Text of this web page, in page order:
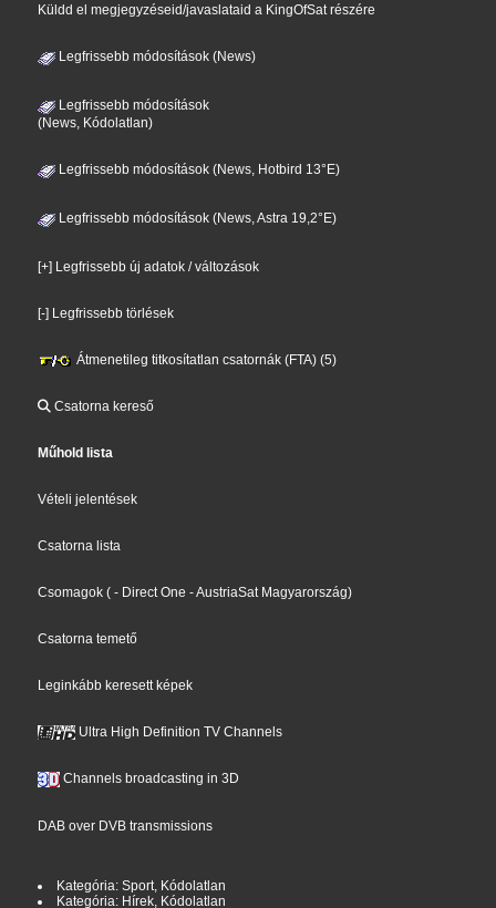
Küldd el megjegyzéseid/javaslataid a KingOfSat részére
Legfrissebb módosítások (News)
Legfrissebb módosítások
(News, Kódolatlan)
Legfrissebb módosítások (News, Hotbird 13°E)
Legfrissebb módosítások (News, Astra 19,2°E)
[+] Legfrissebb új adatok / változások
[-] Legfrissebb törlések
Átmenetileg titkosítatlan csatornák (FTA) (5)
Csatorna kereső
Műhold lista
Vételi jelentések
Csatorna lista
Csomagok (- Direct One - AustriaSat Magyarország)
Csatorna temető
Leginkább keresett képek
Ultra High Definition TV Channels
Channels broadcasting in 3D
DAB over DVB transmissions
Kategória: Sport, Kódolatlan
Kategória: Hírek, Kódolatlan